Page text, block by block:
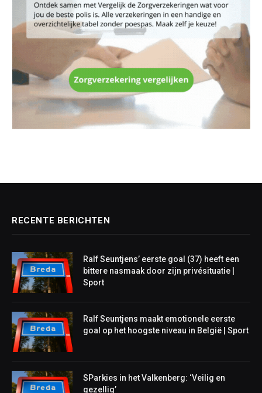
RECENTE BERICHTEN
Ralf Seuntjens’ eerste goal (37) heeft een
bittere nasmaak door zijn privésituatie |
Sport
Ralf Seuntjens maakt emotionele eerste
goal op het hoogste niveau in België | Sport
SParkies in het Valkenberg: ‘Veilig en
gezellig’